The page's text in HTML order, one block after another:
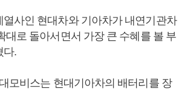
열사인 현대차와 기아차가 내연기관차
대로 돌아서면서 가장 큰 수혜를 볼 부
다.
모비스는 현대기아차의 배터리를 장